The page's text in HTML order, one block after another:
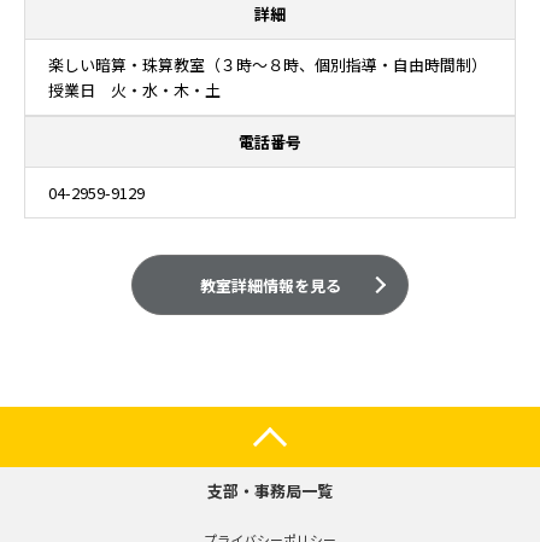
詳細
楽しい暗算・珠算教室（３時～８時、個別指導・自由時間制）
授業日 火・水・木・土
電話番号
04-2959-9129
教室詳細情報を見る
支部・事務局一覧